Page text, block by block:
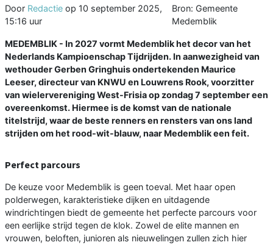
Door Redactie op 10 september 2025,
15:16 uur
Bron: Gemeente
Medemblik
MEDEMBLIK - In 2027 vormt Medemblik het decor van het
Nederlands Kampioenschap Tijdrijden. In aanwezigheid van
wethouder Gerben Gringhuis ondertekenden Maurice
Leeser, directeur van KNWU en Louwrens Rook, voorzitter
van wielervereniging West-Frisia op zondag 7 september een
overeenkomst. Hiermee is de komst van de nationale
titelstrijd, waar de beste renners en rensters van ons land
strijden om het rood-wit-blauw, naar Medemblik een feit.
Perfect parcours
De keuze voor Medemblik is geen toeval. Met haar open
polderwegen, karakteristieke dijken en uitdagende
windrichtingen biedt de gemeente het perfecte parcours voor
een eerlijke strijd tegen de klok. Zowel de elite mannen en
vrouwen, beloften, junioren als nieuwelingen zullen zich hier